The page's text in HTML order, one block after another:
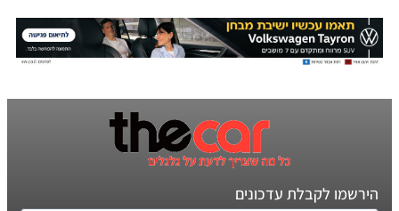
הירשמו לקבלת עדכונים